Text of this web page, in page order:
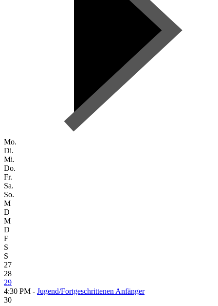
Mo.
Di.
Mi.
Do.
Fr.
Sa.
So.
M
D
M
D
F
S
S
27
28
29
4:30 PM - Jugend/Fortgeschrittenen Anfänger
30